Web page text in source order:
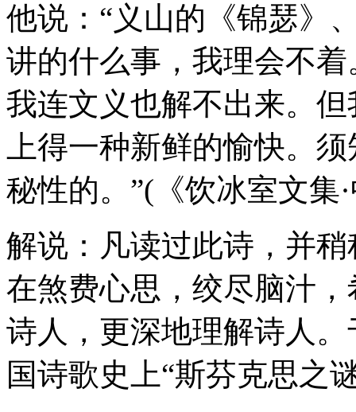
他说：“义山的《锦瑟》
讲的什么事，我理会不
我连文义也解不出来。
上得一种新鲜的愉快。
秘性的。”(《饮冰室文集
解说：凡读过此诗，并
在煞费心思，绞尽脑汁
诗人，更深地理解诗人
国诗歌史上“斯芬克思之